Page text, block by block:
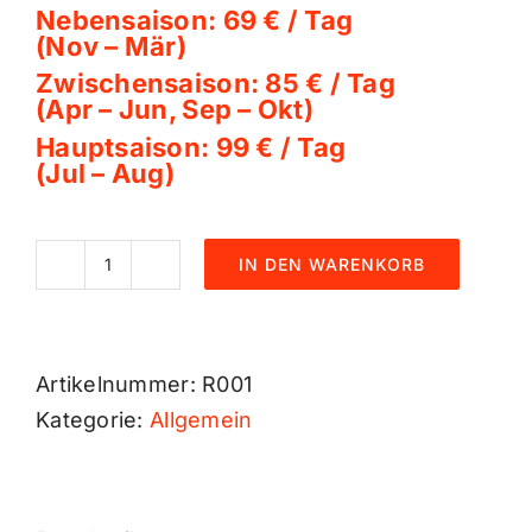
Nebensaison: 69 € / Tag
(Nov – Mär)
Zwischensaison: 85 € / Tag
(Apr – Jun, Sep – Okt)
Hauptsaison: 99 € / Tag
(Jul – Aug)
Flachdach
Menge
IN DEN WARENKORB
Artikelnummer: R001
Kategorie: Allgemein